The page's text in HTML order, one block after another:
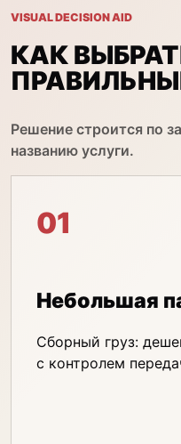
VISUAL DECISION AID
КАК
Решение строится по
названию услуги.
01
Небольшая
Сборный груз:
с контролем